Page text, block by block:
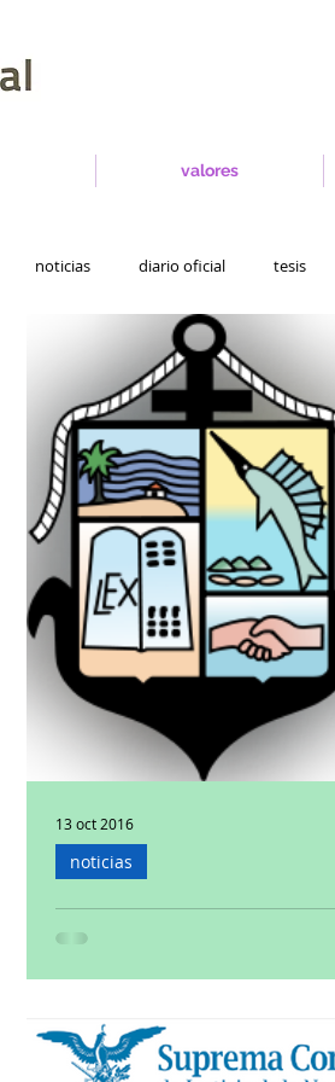
valores
noticias diario oficial tesis
Demanda Puerto Vallarta
la Corte por organismo
operador de agua
La Suprema Corte de Justicia de la
dio entrada la demanda de controversia
constitucional 98/2016, que promovió
noticias
13 oct 2016